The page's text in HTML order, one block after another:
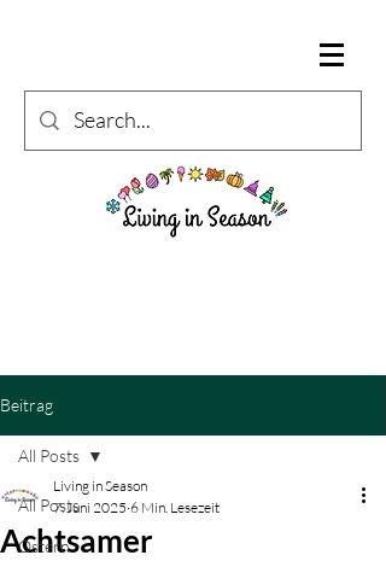
Beitrag
All Posts
Ostern
All Posts
Achtsamer
Living in Season
7. Juni 2025 6 Min. Lesezeit